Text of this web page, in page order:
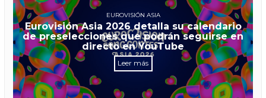
EUROVISIÓN ASIA
Eurovisión Asia 2026 detalla su calendario
de preselecciones que podrán seguirse en
directo en YouTube
Leer más